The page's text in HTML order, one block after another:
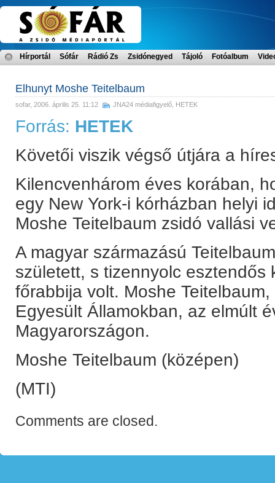
Hírportál Sófár Rádió Zs Zsidónegyed Tájoló Fotóalbum
Elhunyt Moshe Teitelbaum
sofar, 2006. április 25. 11:12 JNA24 médiafigyelő HETEK
Forrás: HETEK
Követői viszik végső útjára a
Kilencvenhárom éves korában,
egy New York-i kórházban helyi
Moshe Teitelbaum zsidó vallási
A magyar származású
született, s tizennyolc esztendős
főrabbija volt. Moshe
Egyesült Államokban, az elmúlt
Magyarországon.
Moshe Teitelbaum (középen)
(MTI)
Comments are closed.